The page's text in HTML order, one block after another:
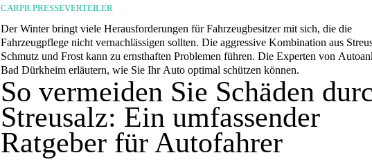
CARPR PRESSEVERTEILER
Der Winter bringt viele Herausforderungen für Fahrzeugbesitzer mit sich, die die
Fahrzeugpflege nicht vernachlässigen sollten. Die aggressive Kombination aus
Schmutz und Frost kann zu ernsthaften Problemen führen. Die Experten von
Bad Dürkheim erläutern, wie Sie Ihr Auto optimal schützen können.
So vermeiden Sie Schäden
Streusalz: Ein umfassender
Ratgeber für Autofahrer